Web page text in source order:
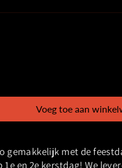
Voeg toe aan
gemakkelijk met de
1e en 2e kerstdag! We